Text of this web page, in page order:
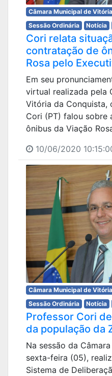
Câmara Municipal de
Sessão Ordinária
Notícia
Cori relata
contratação de
Rosa pelo
Em seu
virtual realizada pela
Vitória da Conquista,
Cori (PT) falou sobre
ônibus da Viação
10/06/2020
Câmara Municipal de
Sessão Ordinária
Notícia
Professor Cori
da população da
Na sessão da
sexta-feira (05),
Sistema de